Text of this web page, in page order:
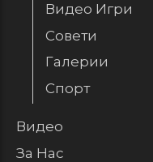
Видео Игри
Совети
Галерии
Спорт
Видео
За Нас